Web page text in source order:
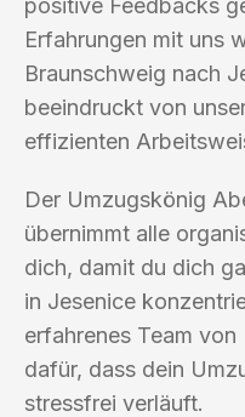
positive Feedbacks
Erfahrungen mit uns
Braunschweig nach
beeindruckt von
effizienten
Der Umzugskönig
übernimmt alle
dich, damit du dich
in Jesenice
erfahrenes Team
dafür, dass dein
stressfrei verläuft.